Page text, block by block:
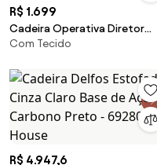
R$ 1.699
Cadeira Operativa Diretor
Aproximação S 2 Unidades -
Com Tecido
R$ 4.947,6